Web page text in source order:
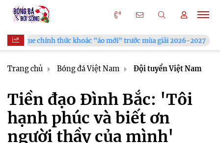
"áo mới" trước mùa giải 2026-2027 Xã Hùng Châu
Trang chủ Bóng đá Việt Nam Đội tuyển Việt Nam
Tiền đạo Đình Bắc: 'Tôi
hạnh phúc và biết ơn
người thầy của mình'